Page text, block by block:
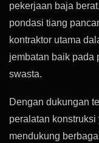
pekerjaan baja
pondasi tiang
kontraktor utama
jembatan baik pada
swasta.
Dengan dukungan
peralatan
mendukung